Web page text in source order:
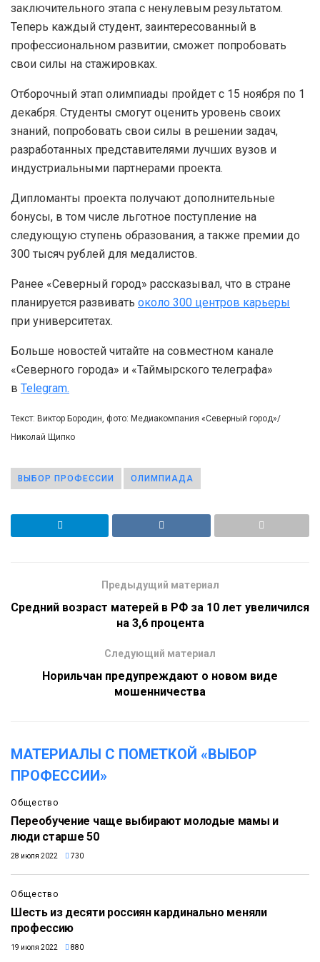
заключительного этапа с ненулевым результатом.
Теперь каждый студент, заинтересованный в
профессиональном развитии, сможет попробовать
свои силы на стажировках.
Отборочный этап олимпиады пройдет с 15 ноября по 1
декабря. Студенты смогут оценить уровень своих
знаний, попробовать свои силы в решении задач,
разработанных представителями лучших вузов и
индустриальными партнерами проекта.
Дипломанты проекта получают дополнительные
бонусы, в том числе льготное поступление на
следующую ступень образования, а также премии до
300 тысяч рублей для медалистов.
Ранее «Северный город» рассказывал, что в стране
планируется развивать около 300 центров карьеры
при университетах.
Больше новостей читайте на совместном канале
«Северного города» и «Таймырского телеграфа»
в Telegram.
Текст: Виктор Бородин, фото: Медиакомпания «Северный город»/
Николай Щипко
ВЫБОР ПРОФЕССИИ ОЛИМПИАДА
Предыдущий материал
Средний возраст матерей в РФ за 10 лет увеличился
на 3,6 процента
Следующий материал
Норильчан предупреждают о новом виде
мошенничества
МАТЕРИАЛЫ С ПОМЕТКОЙ «ВЫБОР
ПРОФЕССИИ»
Общество
Переобучение чаще выбирают молодые мамы и
люди старше 50
28 июля 2022 730
Общество
Шесть из десяти россиян кардинально меняли
профессию
19 июля 2022 880